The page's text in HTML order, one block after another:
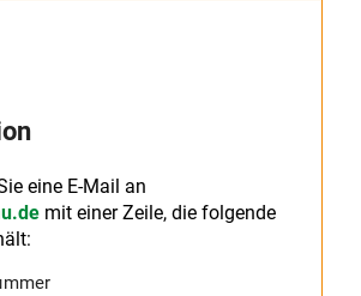
eine E-Mail an
mit einer Zeile, die folgende